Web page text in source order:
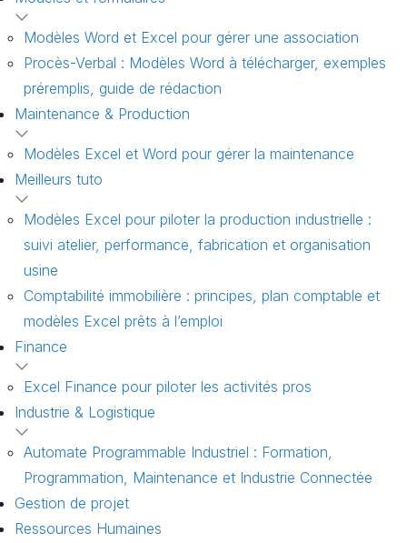
Modèles Word et Excel pour gérer une association
Procès-Verbal : Modèles Word à télécharger, exemples
préremplis, guide de rédaction
Maintenance & Production
Modèles Excel et Word pour gérer la maintenance
Meilleurs tuto
Modèles Excel pour piloter la production industrielle :
suivi atelier, performance, fabrication et organisation
usine
Comptabilité immobilière : principes, plan comptable et
modèles Excel prêts à l’emploi
Finance
Excel Finance pour piloter les activités pros
Industrie & Logistique
Automate Programmable Industriel : Formation,
Programmation, Maintenance et Industrie Connectée
Gestion de projet
Ressources Humaines